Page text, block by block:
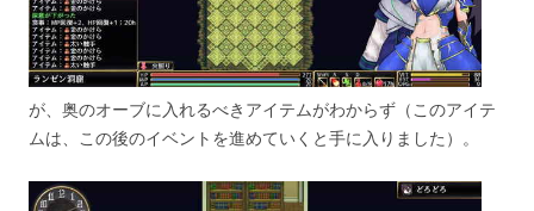
が、奥のオーブに入れるべきアイテムがわからず（このアイテ
ムは、この後のイベントを進めていくと手に入りました）。